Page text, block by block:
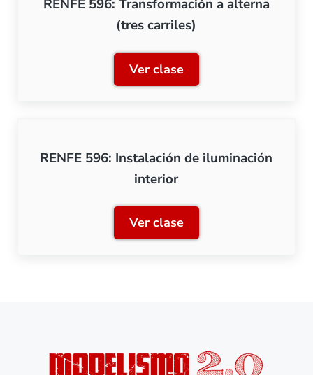
RENFE 596: Transformación a alterna
(tres carriles)
Ver claseRENFE 596:
RENFE 596: Instalación de iluminación
interior
Ver claseRENFE 596: Instalación